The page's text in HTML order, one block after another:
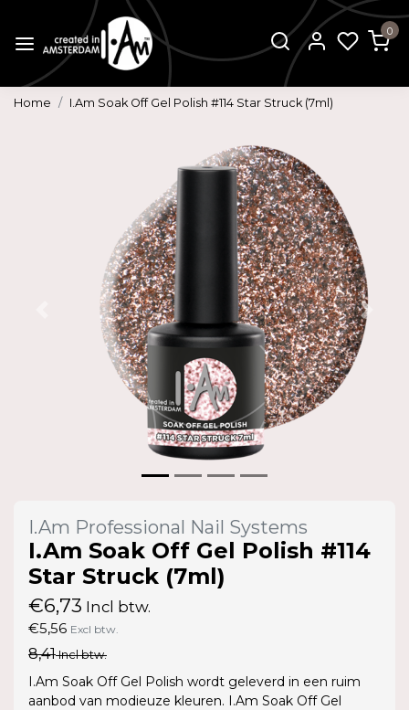
0
Home I.Am Soak Off Gel Polish #114 Star Struck (7ml)
I.Am Professional Nail Systems
I.Am Soak Off Gel Polish #114
Star Struck (7ml)
€6,73 Incl btw.
€5,56 Excl btw.
8,41Incl btw.
I.Am Soak Off Gel Polish wordt geleverd in een ruim
aanbod van modieuze kleuren. I.Am Soak Off Gel